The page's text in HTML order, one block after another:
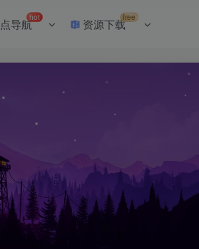
导航hot 资源下载free